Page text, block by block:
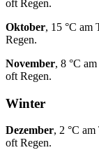
oft Regen.
Oktober, 15 °C am
Regen.
November, 8 °C
oft Regen.
Winter
Dezember, 2 °C
oft Regen.